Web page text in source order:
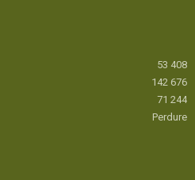
53 408
142 676
71 244
Perdure